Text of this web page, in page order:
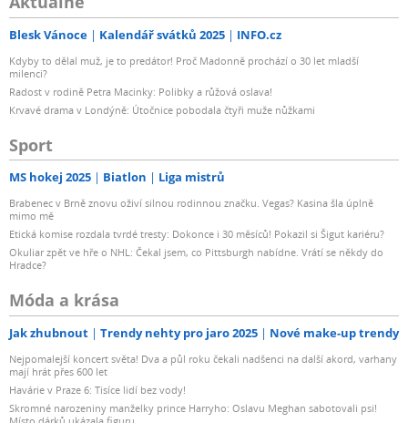
Blesk Vánoce Kalendář svátků 2025 INFO.cz
Kdyby to dělal muž, je to predátor! Proč Madonně prochází o 30 let mladší
milenci?
Radost v rodině Petra Macinky: Polibky a růžová oslava!
Krvavé drama v Londýně: Útočnice pobodala čtyři muže nůžkami
Sport
MS hokej 2025 Biatlon Liga mistrů
Brabenec v Brně znovu oživí silnou rodinnou značku. Vegas? Kasina šla úplně
mimo mě
Etická komise rozdala tvrdé tresty: Dokonce i 30 měsíců! Pokazil si Šigut kariéru?
Okuliar zpět ve hře o NHL: Čekal jsem, co Pittsburgh nabídne. Vrátí se někdy do
Hradce?
Móda a krása
Jak zhubnout Trendy nehty pro jaro 2025 Nové make-up trendy
Nejpomalejší koncert světa! Dva a půl roku čekali nadšenci na další akord, varhany
mají hrát přes 600 let
Havárie v Praze 6: Tisíce lidí bez vody!
Skromné narozeniny manželky prince Harryho: Oslavu Meghan sabotovali psi!